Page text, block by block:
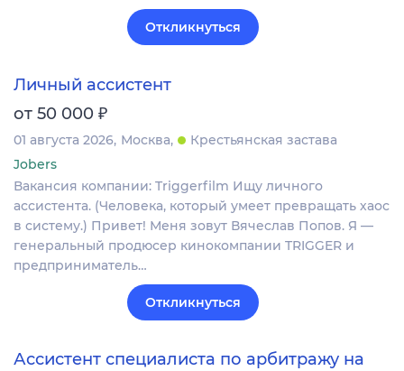
Откликнуться
Личный ассистент
от 50 000 ₽
01 августа 2026 Москва
Крестьянская застава
Jobers
Вакансия компании: Triggerfilm Ищу личного
ассистента. (Человека, который умеет превращать хаос
в систему.) Привет! Меня зовут Вячеслав Попов. Я —
генеральный продюсер кинокомпании TRIGGER и
предприниматель…
Откликнуться
Ассистент специалиста по арбитражу на